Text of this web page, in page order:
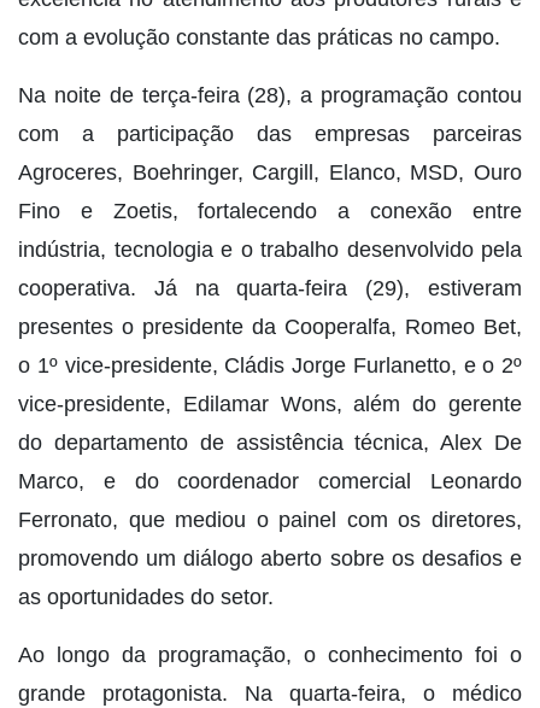
com a evolução constante das práticas no campo.
Na noite de terça-feira (28), a programação contou
com a participação das empresas parceiras
Agroceres, Boehringer, Cargill, Elanco, MSD, Ouro
Fino e Zoetis, fortalecendo a conexão entre
indústria, tecnologia e o trabalho desenvolvido pela
cooperativa. Já na quarta-feira (29), estiveram
presentes o presidente da Cooperalfa, Romeo Bet,
o 1º vice-presidente, Cládis Jorge Furlanetto, e o 2º
vice-presidente, Edilamar Wons, além do gerente
do departamento de assistência técnica, Alex De
Marco, e do coordenador comercial Leonardo
Ferronato, que mediou o painel com os diretores,
promovendo um diálogo aberto sobre os desafios e
as oportunidades do setor.
Ao longo da programação, o conhecimento foi o
grande protagonista. Na quarta-feira, o médico